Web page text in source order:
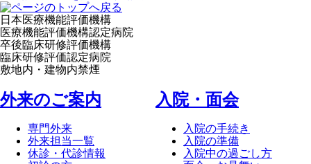
日本医療機能評価機構
医療機能評価機構認定病院
卒後臨床研修評価機構
臨床研修評価認定病院
敷地内・建物内禁煙
外来のご案内
専門外来
外来担当一覧
休診・代診情報
⼊院・⾯会
入院の手続き
入院の準備
入院中の過ごし方